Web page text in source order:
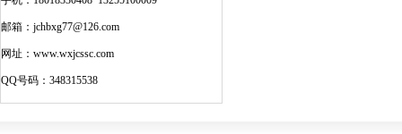
邮箱：jchbxg77@126.com
网址：www.wxjcssc.com
QQ号码：348315538